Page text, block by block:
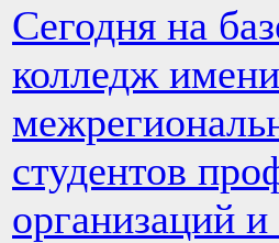
Сегодня на
колледж
студентов
организаций